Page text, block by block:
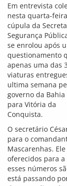
Em entrevista
nesta quarta-
cúpula da
Segurança
se enrolou após
questionamento
apenas uma das
viaturas
ultima semana
governo da Bahia
para Vitória da
Conquista.
O secretário
para o
Mascarenhas.
oferecidos para
esses números
está passando